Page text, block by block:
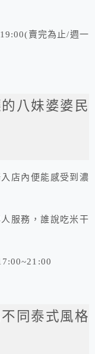
賣完為止/週一
八妹婆婆民
店內便能感受到濃
服務，誰說吃米干
同泰式風格